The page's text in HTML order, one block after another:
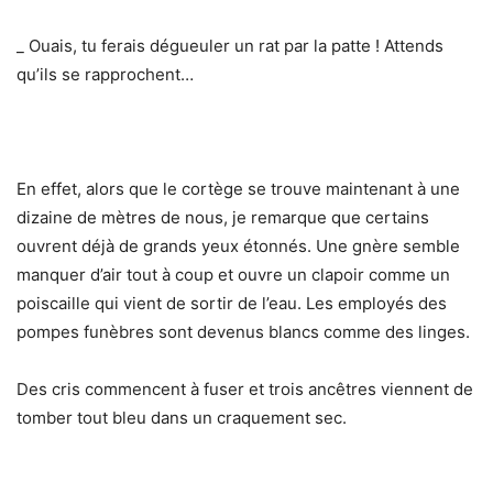
_ Ouais, tu ferais dégueuler un rat par la patte ! Attends
qu’ils se rapprochent…
En effet, alors que le cortège se trouve maintenant à une
dizaine de mètres de nous, je remarque que certains
ouvrent déjà de grands yeux étonnés. Une gnère semble
manquer d’air tout à coup et ouvre un clapoir comme un
poiscaille qui vient de sortir de l’eau. Les employés des
pompes funèbres sont devenus blancs comme des linges.
Des cris commencent à fuser et trois ancêtres viennent de
tomber tout bleu dans un craquement sec.